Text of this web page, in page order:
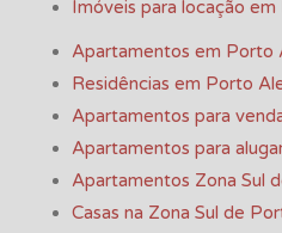
Imóveis para locação
Apartamentos em Porto
Residências em Porto
Apartamentos para
Apartamentos para
Apartamentos Zona Sul
Casas na Zona Sul de